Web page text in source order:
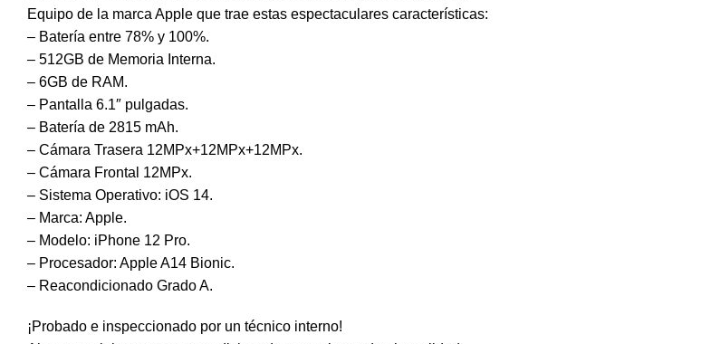
Equipo de la marca Apple que trae estas espectaculares características:
– Batería entre 78% y 100%.
– 512GB de Memoria Interna.
– 6GB de RAM.
– Pantalla 6.1″ pulgadas.
– Batería de 2815 mAh.
– Cámara Trasera 12MPx+12MPx+12MPx.
– Cámara Frontal 12MPx.
– Sistema Operativo: iOS 14.
– Marca: Apple.
– Modelo: iPhone 12 Pro.
– Procesador: Apple A14 Bionic.
– Reacondicionado Grado A.
¡Probado e inspeccionado por un técnico interno!